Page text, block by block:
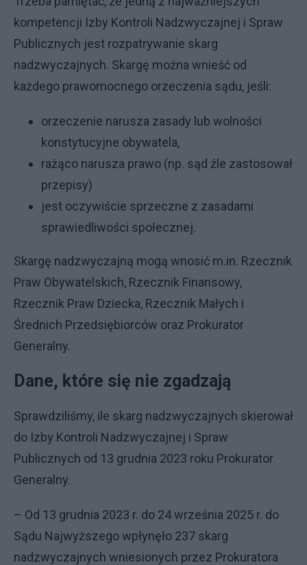
kompetencji Izby Kontroli Nadzwyczajnej i Spraw
Publicznych jest rozpatrywanie skarg
nadzwyczajnych. Skargę można wnieść od
każdego prawomocnego orzeczenia sądu, jeśli:
orzeczenie narusza zasady lub wolności
konstytucyjne obywatela,
rażąco narusza prawo (np. sąd źle zastosował
przepisy)
jest oczywiście sprzeczne z zasadami
sprawiedliwości społecznej.
Skargę nadzwyczajną mogą wnosić m.in. Rzecznik
Praw Obywatelskich, Rzecznik Finansowy,
Rzecznik Praw Dziecka, Rzecznik Małych i
Średnich Przedsiębiorców oraz Prokurator
Generalny.
Dane, które się nie zgadzają
Sprawdziliśmy, ile skarg nadzwyczajnych skierował
do Izby Kontroli Nadzwyczajnej i Spraw
Publicznych od 13 grudnia 2023 roku Prokurator
Generalny.
– Od 13 grudnia 2023 r. do 24 września 2025 r. do
Sądu Najwyższego wpłynęło 237 skarg
nadzwyczajnych wniesionych przez Prokuratora